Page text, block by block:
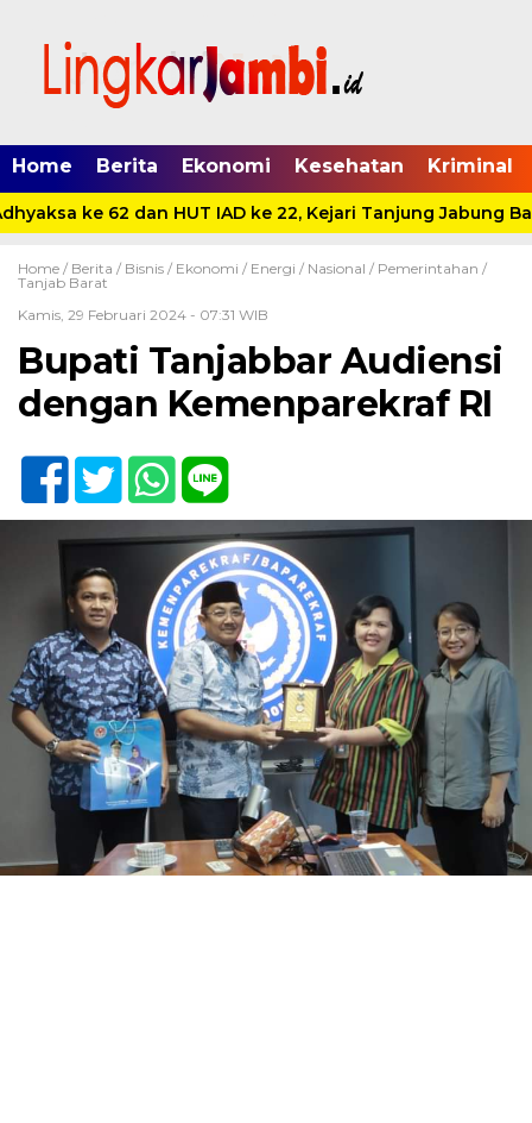
Home Berita Ekonomi Kesehatan Kriminal
ke 62 dan HUT IAD ke 22, Kejari Tanjung Jabung
Home / Berita / Bisnis / Ekonomi / Energi / Nasional / Pemerintahan /
Tanjab Barat
Kamis, 29 Februari 2024 - 07:31 WIB
Bupati Tanjabbar Audiensi
dengan Kemenparekraf RI